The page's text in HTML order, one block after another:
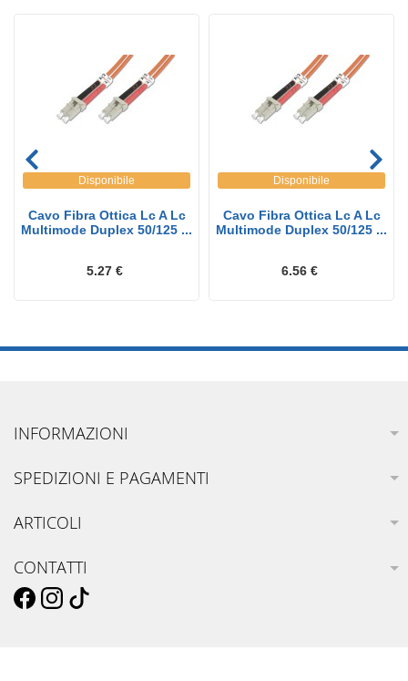
Disponibile
Cavo Fibra Ottica Lc A Lc
Multimode Duplex 50/125 ...
5.27 €
Disponibile
Cavo Fibra Ottica Lc A Lc
Multimode Duplex 50/125 ...
6.56 €
INFORMAZIONI
SPEDIZIONI E PAGAMENTI
ARTICOLI
CONTATTI